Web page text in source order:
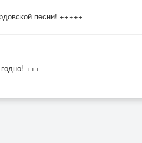
песни! +++++
+++